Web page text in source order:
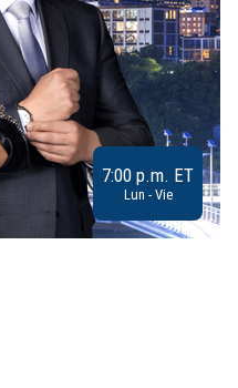
7:00 p.m. ET
Lun - Vie